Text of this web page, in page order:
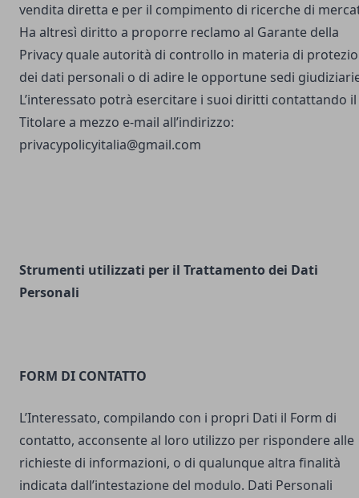
vendita diretta e per il compimento di ricerche di
Ha altresì diritto a proporre reclamo al Garante della
Privacy quale autorità di controllo in materia di
dei dati personali o di adire le opportune sedi
L’interessato potrà esercitare i suoi diritti contattando il
Titolare a mezzo e-mail all’indirizzo:
privacypolicyitalia@gmail.com
Strumenti utilizzati per il Trattamento dei Dati
Personali
FORM DI CONTATTO
L’Interessato, compilando con i propri Dati il Form di
contatto, acconsente al loro utilizzo per rispondere alle
richieste di informazioni, o di qualunque altra finalità
indicata dall’intestazione del modulo. Dati Personali